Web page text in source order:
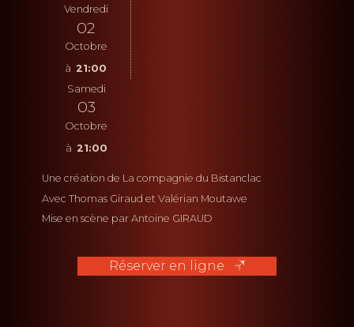
Vendredi
02
Octobre
21:00
Samedi
03
Octobre
21:00
Une création de La compagnie du Bistanclac
Avec Thomas Giraud et Valérian Moutawe
Mise en scène par Antoine GIRAUD
Réserver en ligne